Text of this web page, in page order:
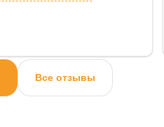
Все отзывы